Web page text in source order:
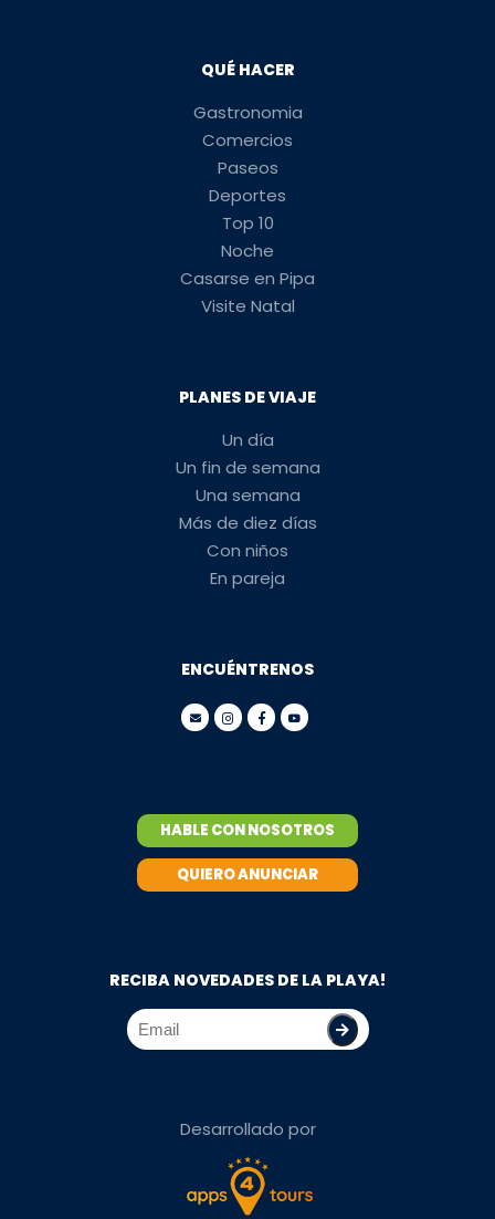
QUÉ HACER
Gastronomia
Comercios
Paseos
Deportes
Top 10
Noche
Casarse en Pipa
Visite Natal
PLANES DE VIAJE
Un día
Un fin de semana
Una semana
Más de diez días
Con niños
En pareja
ENCUÉNTRENOS
HABLE CON NOSOTROS
QUIERO ANUNCIAR
RECIBA NOVEDADES DE LA PLAYA!
Desarrollado por